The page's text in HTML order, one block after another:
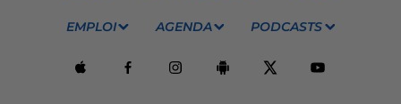
EMPLOI AGENDA PODCASTS